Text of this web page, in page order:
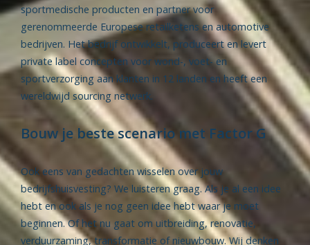
sportmedische producten en partner voor
gerenommeerde Europese retailketens en automotive
bedrijven. Het bedrijf ontwikkelt, produceert en levert
private label concepten voor wond-, voet- en
sportverzorging aan klanten in 12 landen en heeft een
wereldwijd sourcing netwerk.
Bouw je beste scenario met Factor G
Ook eens van gedachten wisselen over jouw
bedrijfshuisvesting? We luisteren graag. Als je al een idee
hebt en ook als je nog geen idee hebt waar je moet
beginnen. Of het nu gaat om uitbreiding, renovatie,
verduurzaming, transformatie of nieuwbouw. Wij denken